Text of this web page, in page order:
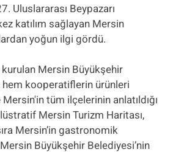
Uluslararası Beypazarı
katılım sağlayan Mersin
yoğun ilgi gördü.
Mersin Büyükşehir
hem kooperatiflerin ürünleri
tüm ilçelerinin anlatıldığı
Mersin Turizm Haritası,
Mersin’in gastronomik
Mersin Büyükşehir Belediyesi’nin